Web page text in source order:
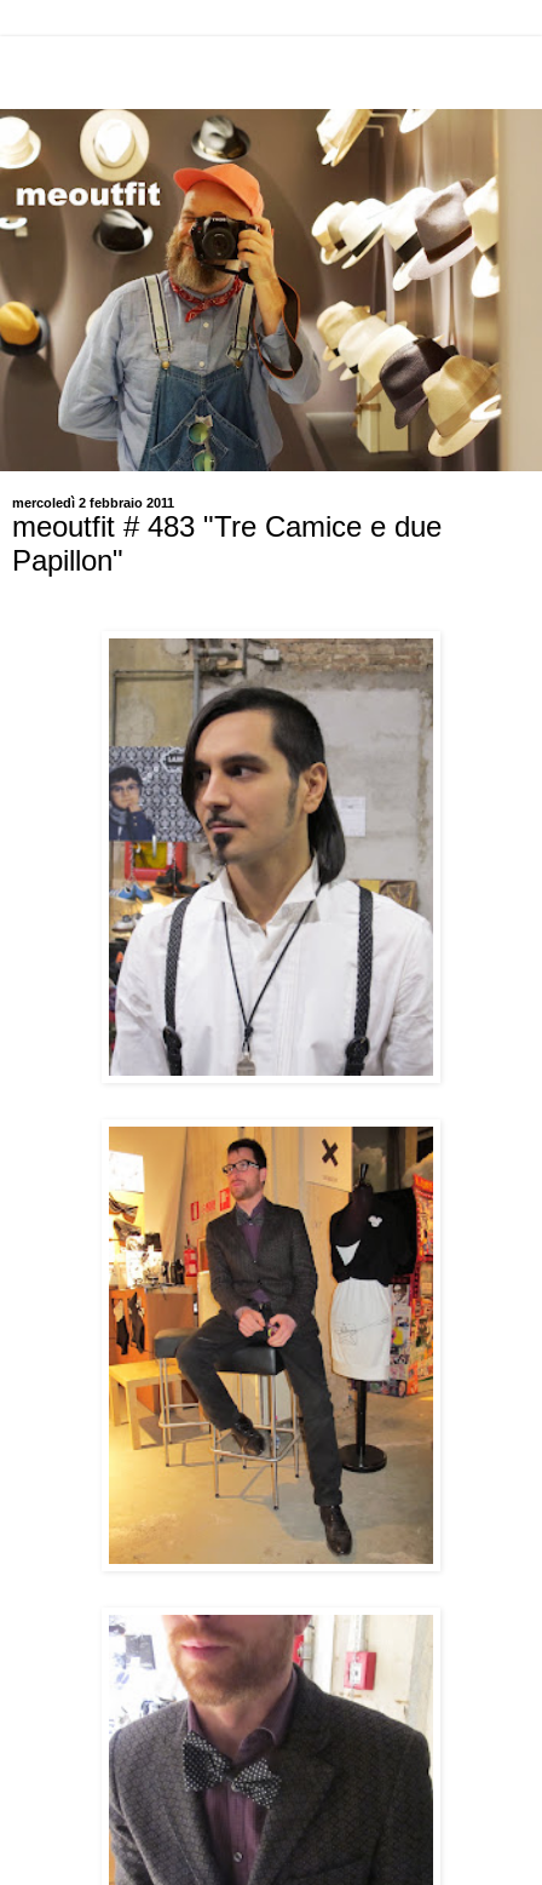
mercoledì 2 febbraio 2011
meoutfit # 483 "Tre Camice e due
Papillon"